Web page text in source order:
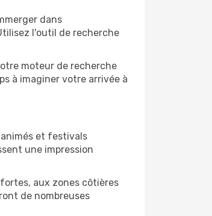
dans
l'outil de recherche
moteur de recherche
à imaginer votre arrivée à
animés et festivals
une impression
aux zones côtières
de nombreuses